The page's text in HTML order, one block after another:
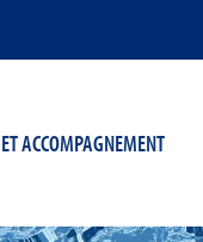
ACCOMPAGNEMENT